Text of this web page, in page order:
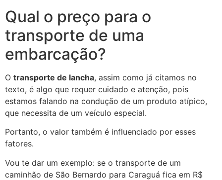
Qual o preço para o
transporte de uma
embarcação?
O transporte de lancha, assim como já citamos no
texto, é algo que requer cuidado e atenção, pois
estamos falando na condução de um produto atípico,
que necessita de um veículo especial.
Portanto, o valor também é influenciado por esses
fatores.
Vou te dar um exemplo: se o transporte de um
caminhão de São Bernardo para Caraguá fica em R$